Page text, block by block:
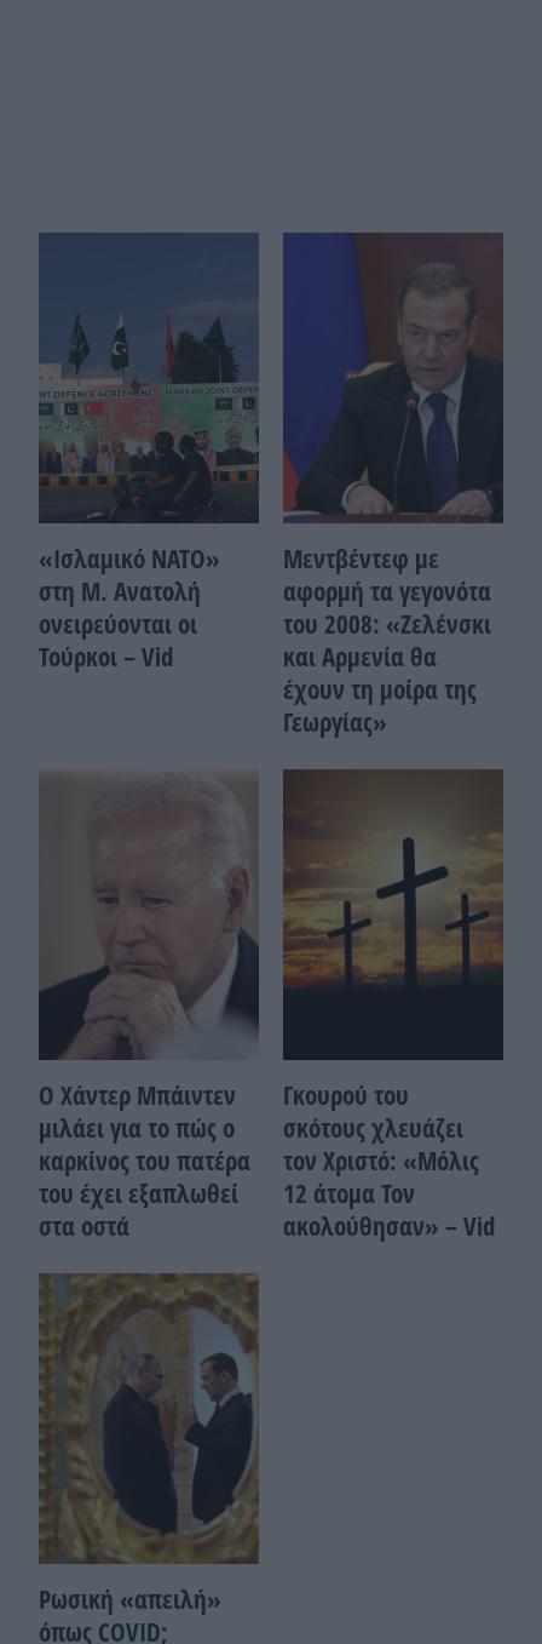
«Ισλαμικό ΝΑΤΟ»
στη Μ. Ανατολή
ονειρεύονται οι
Τούρκοι – Vid
Μεντβέντεφ με
αφορμή τα γεγονότα
του 2008: «Ζελένσκι
και Αρμενία θα
έχουν τη μοίρα της
Γεωργίας»
Ο Χάντερ Μπάιντεν
μιλάει για το πώς ο
καρκίνος του πατέρα
του έχει εξαπλωθεί
στα οστά
Γκουρού του
σκότους χλευάζει
τον Χριστό: «Μόλις
12 άτομα Τον
ακολούθησαν» – Vid
Ρωσική «απειλή»
όπως COVID;